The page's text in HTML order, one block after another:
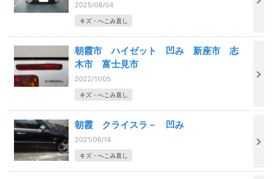
2025/08/04
キズ・へこみ直し
朝霞市 ハイゼット 凹み 新座市 志
木市 富士見市
2022/11/05
キズ・へこみ直し
朝霞 クライスラ－ 凹み
2021/06/14
キズ・へこみ直し